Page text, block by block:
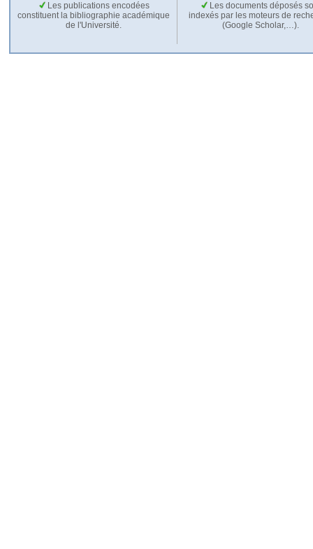
Les publications encodées
constituent la bibliographie académique
de l'Université.
Les documents déposés
indexés par les moteurs de
(Google Scholar,…).